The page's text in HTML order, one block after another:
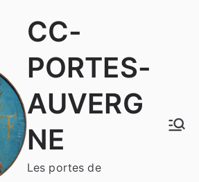
CC-
PORTES-
AUVERG
NE
Les portes de